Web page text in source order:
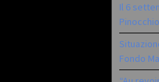
Il 6
Pinocchio
Fondo